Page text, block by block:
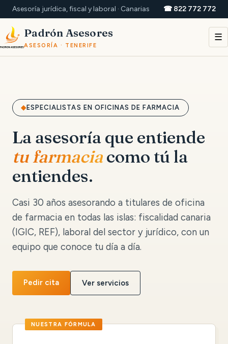
Asesoría jurídica, fiscal y laboral · Canarias ☎ 822 772 772
Padrón Asesores
ASESORÍA · TENERIFE
☰
ESPECIALISTAS EN OFICINAS DE FARMACIA
La asesoría que entiende
tu farmaciacomo tú la
entiendes.
Casi 30 años asesorando a titulares de oficina
de farmacia en todas las islas: fiscalidad canaria
(IGIC, REF), laboral del sector y jurídico, con un
equipo que conoce tu día a día.
Pedir cita Ver servicios